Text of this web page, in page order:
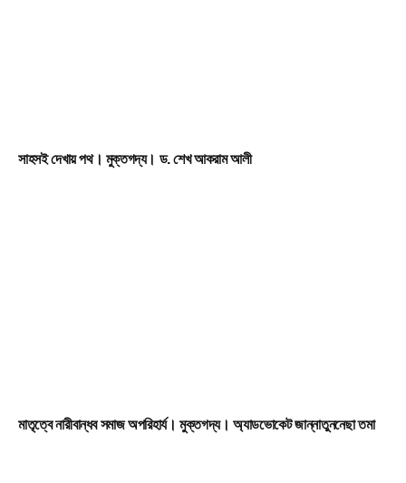
সাহসই দেখায় পথ। মুক্তগদ্য। ড. শেখ আকরাম আলী
মাতৃত্বে নারীবান্ধব সমাজ অপরিহার্য। মুক্তগদ্য। অ্যাডভোকেট জান্নাতুননেছা তমা